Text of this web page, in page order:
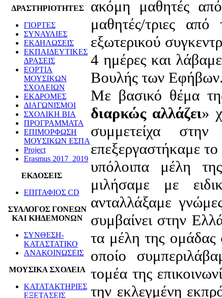
ΔΡΑΣΤΗΡΙΟΤΗΤΕΣ
ΓΙΟΡΤΕΣ
ΣΥΝΑΥΛΙΕΣ
ΕΚΔΗΛΩΣΕΙΣ
ΕΚΠΑΙΔΕΥΤΙΚΕΣ
ΔΡΑΣΕΙΣ
ΕΟΡΤΙΑ
ΜΟΥΣΙΚΩΝ
ΣΧΟΛΕΙΩΝ
ΕΚΔΡΟΜΕΣ
ΔΙΑΓΩΝΙΣΜΟΙ
ΣΧΟΛΙΚΗ ΒΙΑ
ΠΡΟΓΡΑΜΜΑΤΑ
ΕΠΙΜΟΡΦΩΣΗ
ΜΟΥΣΙΚΩΝ ΕΣΠΑ
Project
Erasmus 2017_2019
ΕΚΔΟΣΕΙΣ
ΕΠΙΤΑΦΙΟΣ CD
ΣΥΛΛΟΓΟΣ ΓΟΝΕΩΝ
ΚΑΙ ΚΗΔΕΜΟΝΩΝ
ΣΥΝΘΕΣΗ-
ΚΑΤΑΣΤΑΤΙΚΟ
ΑΝΑΚΟΙΝΩΣΕΙΣ
ΜΟΥΣΙΚΑ ΣΧΟΛΕΙΑ
ΚΑΤΑΤΑΚΤΗΡΙΕΣ
ΕΞΕΤΑΣΕΙΣ
ακόμη μαθητές
μαθητές/τριες
εξωτερικού
4 ημέρες και
Βουλής των
Με βασικό θέμα
διαρκώς αλλάζει»
συμμετείχα
επεξεργαστήκαμε
υπόλοιπα μέλη
μιλήσαμε με
ανταλλάξαμε
συμβαίνει στην
τα μέλη της ομάδας
οποίο
τομέα της
την εκλεγμένη